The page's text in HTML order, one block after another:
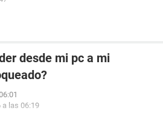
desde mi pc a mi
a las 06:19